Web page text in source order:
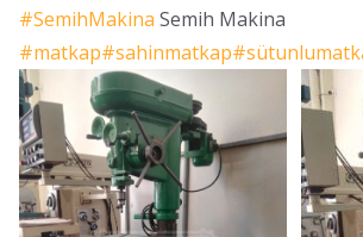
#SemihMakina Semih Makina
#matkap#sahinmatkap